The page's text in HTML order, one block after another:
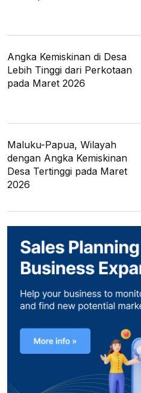
Angka Kemiskinan di Desa
Lebih Tinggi dari Perkotaan
pada Maret 2026
Maluku-Papua, Wilayah
dengan Angka Kemiskinan
Desa Tertinggi pada Maret
2026